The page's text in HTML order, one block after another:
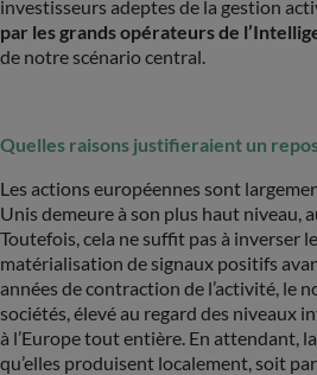
investisseurs adeptes de la gestion
par les grands opérateurs de
de notre scénario central.
Quelles raisons justifieraient un
Les actions européennes sont
Unis demeure à son plus haut niveau,
Toutefois, cela ne suffit pas à inverser
matérialisation de signaux positifs
années de contraction de l’activité, le
sociétés, élevé au regard des niveaux
à l’Europe tout entière. En attendant,
qu’elles produisent localement, soit